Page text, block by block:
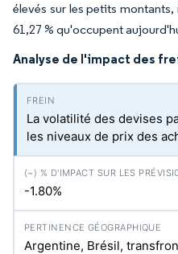
élevés sur les petits
61,27 % qu'occupent
Analyse de l'impact des
La volatilité des devises
les niveaux de prix des
-1.80%
Argentine, Brésil,